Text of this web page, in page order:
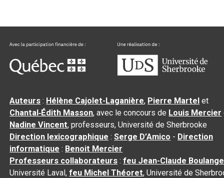
Auteurs : Hélène Cajolet-Laganière, Pierre Martel et
Chantal‑Édith Masson, avec le concours de Louis Mercier
Nadine Vincent, professeurs, Université de Sherbrooke
Direction lexicographique :Serge D’Amico - Direction
informatique : Benoit Mercier
Professeurs collaborateurs :feu Jean-Claude
Université Laval,feu Michel Théoret, Université de